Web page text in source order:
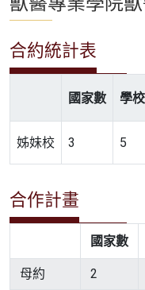
合約統計表
國家數 學
姊妹校 3 5
合作計畫
國家數
母約 2